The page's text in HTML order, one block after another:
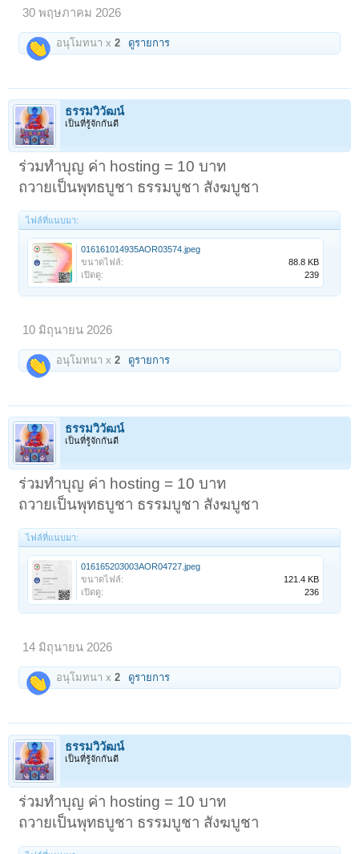
30 พฤษภาคม 2026
อนุโมทนา x2 ดูรายการ
ธรรมวิวัฒน์
เป็นที่รู้จักกันดี
ร่วมทำบุญ ค่า hosting = 10 บาท
ถวายเป็นพุทธบูชา ธรรมบูชา สังฆบูชา
ไฟล์ที่แนบมา:
016161014935AOR03574.jpeg
ขนาดไฟล์:
88.8 KB
เปิดดู:
239
10 มิถุนายน 2026
อนุโมทนา x2 ดูรายการ
ธรรมวิวัฒน์
เป็นที่รู้จักกันดี
ร่วมทำบุญ ค่า hosting = 10 บาท
ถวายเป็นพุทธบูชา ธรรมบูชา สังฆบูชา
ไฟล์ที่แนบมา:
016165203003AOR04727.jpeg
ขนาดไฟล์:
121.4 KB
เปิดดู:
236
14 มิถุนายน 2026
อนุโมทนา x2 ดูรายการ
ธรรมวิวัฒน์
เป็นที่รู้จักกันดี
ร่วมทำบุญ ค่า hosting = 10 บาท
ถวายเป็นพุทธบูชา ธรรมบูชา สังฆบูชา